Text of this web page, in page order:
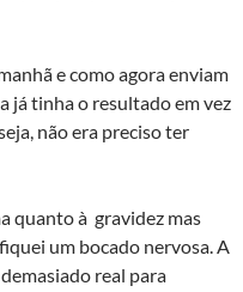
e como agora enviam
já tinha o resultado em vez
não era preciso ter
quanto à gravidez mas
um bocado nervosa. A
real para